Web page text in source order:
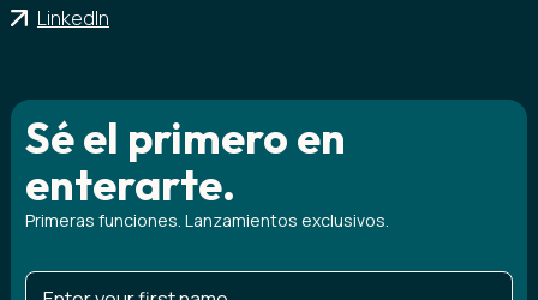
LinkedIn
Sé el primero en
enterarte.
Primeras funciones. Lanzamientos exclusivos.